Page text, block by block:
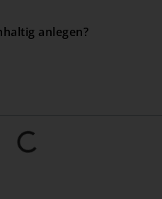
anlegen?